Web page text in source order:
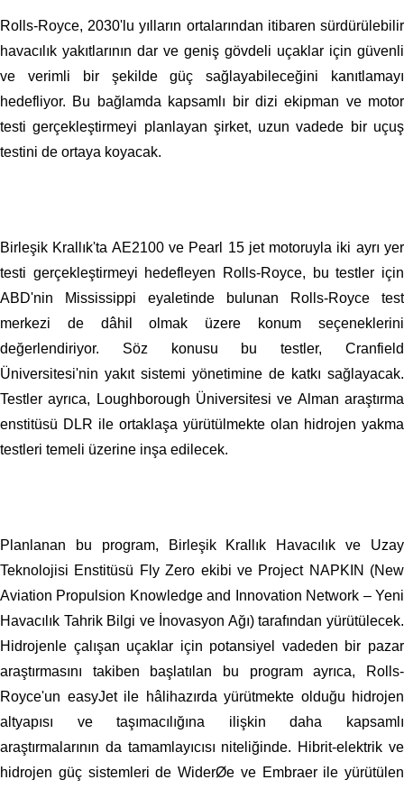
Rolls-Royce, 2030'lu yılların ortalarından itibaren sürdürülebilir
havacılık yakıtlarının dar ve geniş gövdeli uçaklar için güvenli
ve verimli bir şekilde güç sağlayabileceğini kanıtlamayı
hedefliyor. Bu bağlamda kapsamlı bir dizi ekipman ve motor
testi gerçekleştirmeyi planlayan şirket, uzun vadede bir uçuş
testini de ortaya koyacak.
Birleşik Krallık'ta AE2100 ve Pearl 15 jet motoruyla iki ayrı yer
testi gerçekleştirmeyi hedefleyen Rolls-Royce, bu testler için
ABD'nin Mississippi eyaletinde bulunan Rolls-Royce test
merkezi de dâhil olmak üzere konum seçeneklerini
değerlendiriyor. Söz konusu bu testler, Cranfield
Üniversitesi'nin yakıt sistemi yönetimine de katkı sağlayacak.
Testler ayrıca, Loughborough Üniversitesi ve Alman araştırma
enstitüsü DLR ile ortaklaşa yürütülmekte olan hidrojen yakma
testleri temeli üzerine inşa edilecek.
Planlanan bu program, Birleşik Krallık Havacılık ve Uzay
Teknolojisi Enstitüsü Fly Zero ekibi ve Project NAPKIN (New
Aviation Propulsion Knowledge and Innovation Network – Yeni
Havacılık Tahrik Bilgi ve İnovasyon Ağı) tarafından yürütülecek.
Hidrojenle çalışan uçaklar için potansiyel vadeden bir pazar
araştırmasını takiben başlatılan bu program ayrıca, Rolls-
Royce'un easyJet ile hâlihazırda yürütmekte olduğu hidrojen
altyapısı ve taşımacılığına ilişkin daha kapsamlı
araştırmalarının da tamamlayıcısı niteliğinde. Hibrit-elektrik ve
hidrojen güç sistemleri de WiderØe ve Embraer ile yürütülen